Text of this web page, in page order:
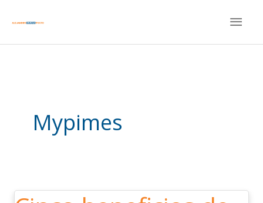
Mypimes
Cinco